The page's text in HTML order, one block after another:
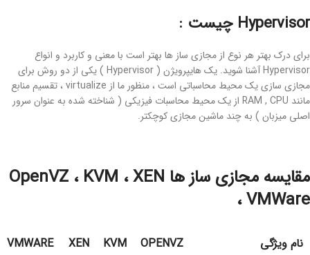
Hypervisor چیست :
برای درک بهتر هر نوع از مجازی ساز ها بهتر است با معنی و کاربرد و انواع
Hypervisor آشنا شوید. یک هایپرویژن ( Hypervisor ) یکی از دو روش برای
مجازی سازی یک محیط محاسباتی است ، منظور ما از virtualize ، تقسیم منابع
مانند RAM , CPU از یک محیط محاسبات فیزیکی ( شناخته شده به عنوان سرور
اصلی میزبان ) به چند ماشین مجازی کوچکتر.
مقایسه مجازی ساز ها OpenVZ ، KVM ، XEN
، VMWare
نام ویژگی OPENVZ
KVM
XEN
VMWARE